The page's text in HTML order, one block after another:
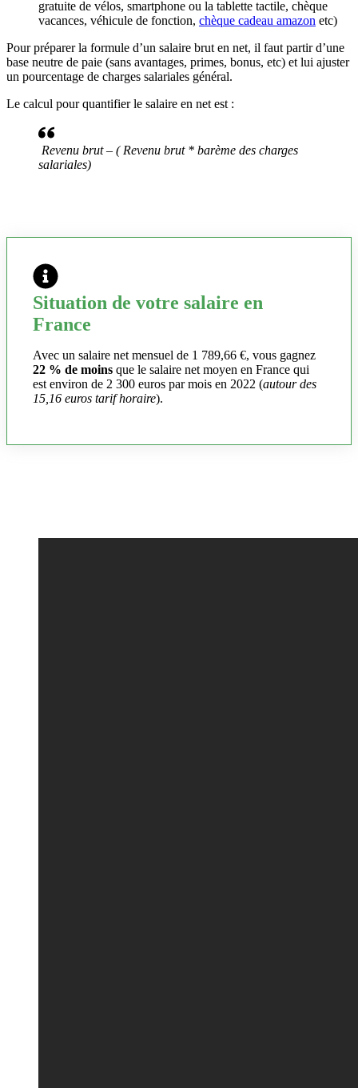
gratuite de vélos, smartphone ou la tablette tactile, chèque
vacances, véhicule de fonction, chèque cadeau amazon etc)
Pour préparer la formule d’un salaire brut en net, il faut partir d’une
base neutre de paie (sans avantages, primes, bonus, etc) et lui ajuster
un pourcentage de charges salariales général.
Le calcul pour quantifier le salaire en net est :
Revenu brut – ( Revenu brut * barème des charges
salariales)
Situation de votre salaire en
France
Avec un salaire net mensuel de 1 789,66 €, vous gagnez
22 % de moins que le salaire net moyen en France qui
est environ de 2 300 euros par mois en 2022 (autour des
15,16 euros tarif horaire).